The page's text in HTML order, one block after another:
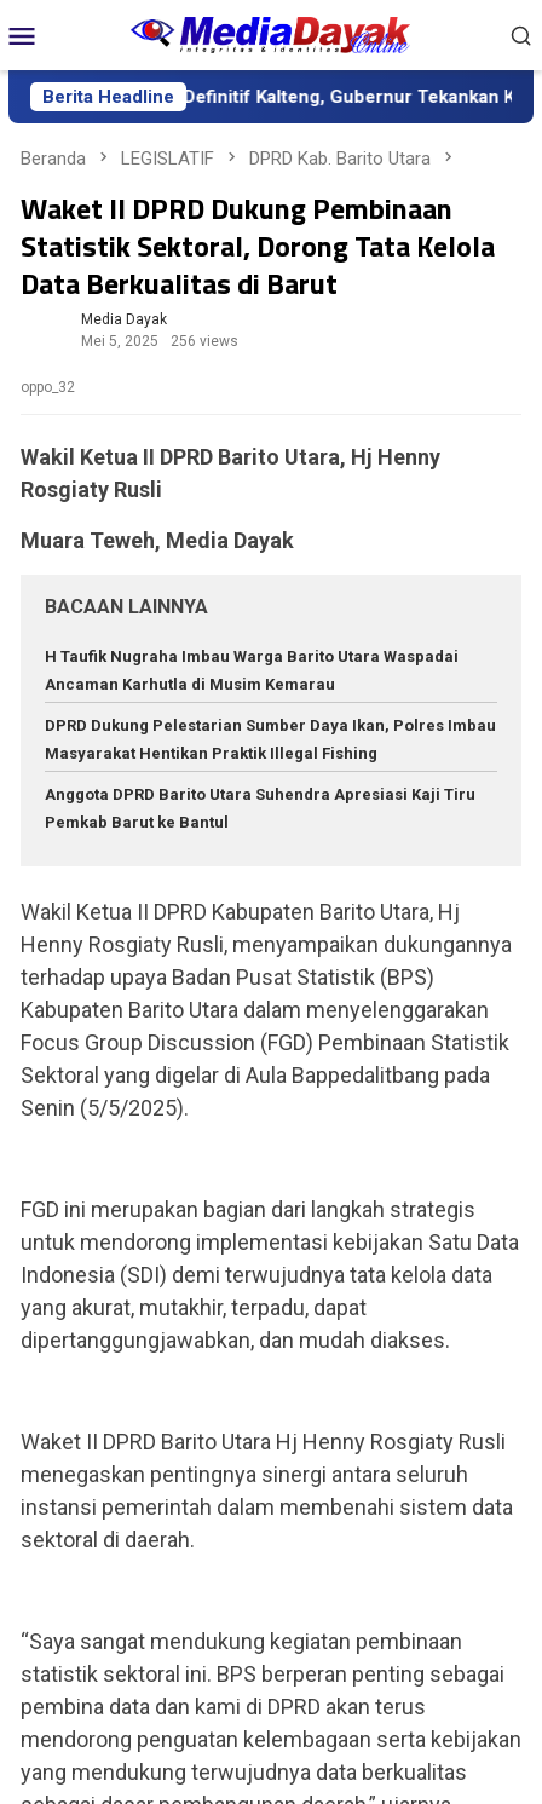
ke
kontenMobile
Berita Headline
Sekda Definitif Kalteng, Gubernur Tekankan Kerja
Beranda LEGISLATIF DPRD Kab. Barito Utara
Waket II DPRD Dukung Pembinaan
Statistik Sektoral, Dorong Tata Kelola
Data Berkualitas di Barut
Media Dayak
Mei 5, 2025
256 views
oppo_32
Wakil Ketua II DPRD Barito Utara, Hj Henny
Rosgiaty Rusli
Muara Teweh, Media Dayak
BACAAN LAINNYA
H Taufik Nugraha Imbau Warga Barito Utara Waspadai
Ancaman Karhutla di Musim Kemarau
DPRD Dukung Pelestarian Sumber Daya Ikan, Polres Imbau
Masyarakat Hentikan Praktik Illegal Fishing
Anggota DPRD Barito Utara Suhendra Apresiasi Kaji Tiru
Pemkab Barut ke Bantul
Wakil Ketua II DPRD Kabupaten Barito Utara, Hj
Henny Rosgiaty Rusli, menyampaikan dukungannya
terhadap upaya Badan Pusat Statistik (BPS)
Kabupaten Barito Utara dalam menyelenggarakan
Focus Group Discussion (FGD) Pembinaan Statistik
Sektoral yang digelar di Aula Bappedalitbang pada
Senin (5/5/2025).
FGD ini merupakan bagian dari langkah strategis
untuk mendorong implementasi kebijakan Satu Data
Indonesia (SDI) demi terwujudnya tata kelola data
yang akurat, mutakhir, terpadu, dapat
dipertanggungjawabkan, dan mudah diakses.
Waket II DPRD Barito Utara Hj Henny Rosgiaty Rusli
menegaskan pentingnya sinergi antara seluruh
instansi pemerintah dalam membenahi sistem data
sektoral di daerah.
“Saya sangat mendukung kegiatan pembinaan
statistik sektoral ini. BPS berperan penting sebagai
pembina data dan kami di DPRD akan terus
mendorong penguatan kelembagaan serta kebijakan
yang mendukung terwujudnya data berkualitas